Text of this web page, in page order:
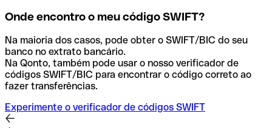
Onde encontro o meu código SWIFT?
Na maioria dos casos, pode obter o SWIFT/BIC do seu
banco no extrato bancário.
Na Qonto, também pode usar o nosso verificador de
códigos SWIFT/BIC para encontrar o código correto ao
fazer transferências.
Experimente o verificador de códigos SWIFT